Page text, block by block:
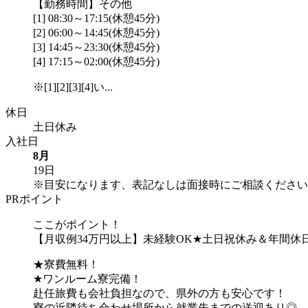
【勤務時間】その他
[1] 08:30～17:15(休憩45分)
[2] 06:00～14:45(休憩45分)
[3] 14:45～23:30(休憩45分)
[4] 17:15～02:00(休憩45分)
※[1][2][3][4]い...
休日
土日休み
入社日
8月
19日
※目安になります、表記なしは面接時にご相談ください
PRポイント
ここがポイント！
【月収例34万円以上】未経験OK★土日祝休み＆年間休
★寮費無料！
★ワンルーム寮完備！
赴任旅費も会社負担なので、県外の方も安心です！